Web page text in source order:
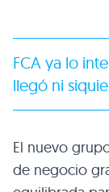
FCA ya lo
llegó ni
El nuevo
de negocio